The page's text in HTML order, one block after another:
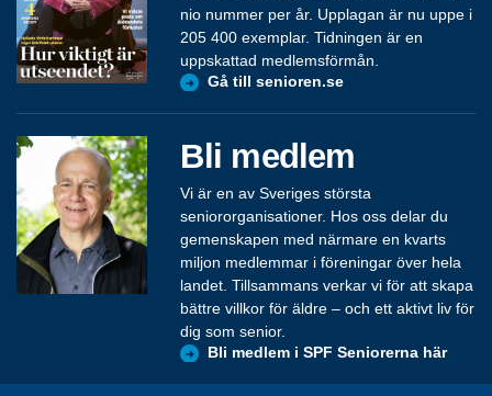
nio nummer per år. Upplagan är nu uppe i
205 400 exemplar. Tidningen är en
uppskattad medlemsförmån.
Gå till senioren.se
Bli medlem
Vi är en av Sveriges största
seniororganisationer. Hos oss delar du
gemenskapen med närmare en kvarts
miljon medlemmar i föreningar över hela
landet. Tillsammans verkar vi för att skapa
bättre villkor för äldre – och ett aktivt liv för
dig som senior.
Bli medlem i SPF Seniorerna här